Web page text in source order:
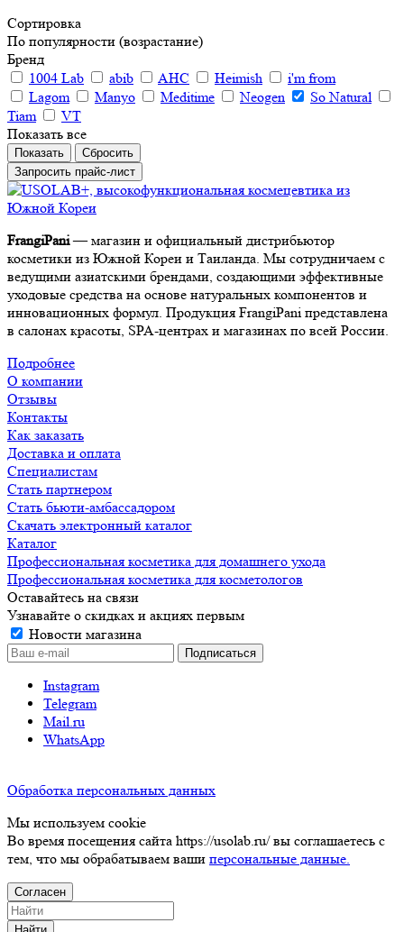
Сортировка
По популярности (возрастание)
Бренд
1004 Lab
abib AHC Heimish
i'm from
Lagom
Manyo Meditime Neogen
So Natural
Tiam
VT
Показать все
Сбросить
Запросить прайс-лист
FrangiPani— магазин и официальный дистрибьютор
косметики из Южной Кореи и Таиланда. Мы сотрудничаем с
ведущими азиатскими брендами, создающими эффективные
уходовые средства на основе натуральных компонентов и
инновационных формул. Продукция FrangiPani представлена
в салонах красоты, SPA-центрах и магазинах по всей России.
Подробнее
О компании
Отзывы
Контакты
Как заказать
Доставка и оплата
Специалистам
Стать партнером
Стать бьюти-амбассадором
Скачать электронный каталог
Каталог
Профессиональная косметика для домашнего ухода
Профессиональная косметика для косметологов
Оставайтесь на связи
Узнавайте о скидках и акциях первым
Новости магазина
Instagram
Telegram
Mail.ru
WhatsApp
Обработка персональных данных
Мы используем cookie
Во время посещения сайта https://usolab.ru/ вы соглашаетесь с
тем, что мы обрабатываем ваши персональные данные.
Согласен